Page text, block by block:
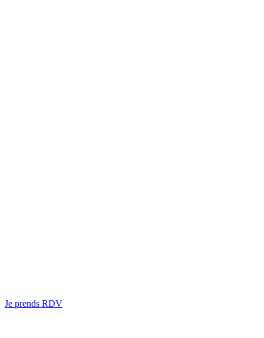
Je prends RDV